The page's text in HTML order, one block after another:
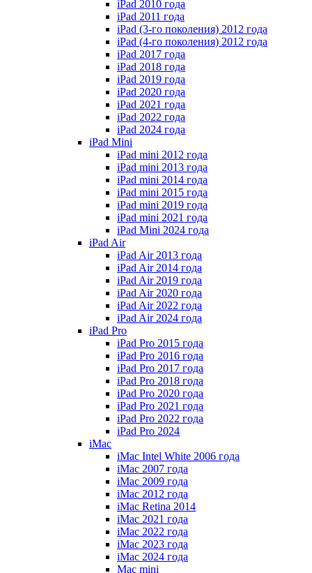
iPad 2010 года
iPad 2011 года
iPad (3-го поколения) 2012 года
iPad (4-го поколения) 2012 года
iPad 2017 года
iPad 2018 года
iPad 2019 года
iPad 2020 года
iPad 2021 года
iPad 2022 года
iPad 2024 года
iPad Mini
iPad mini 2012 года
iPad mini 2013 года
iPad mini 2014 года
iPad mini 2015 года
iPad mini 2019 года
iPad mini 2021 года
iPad Mini 2024 года
iPad Air
iPad Air 2013 года
iPad Air 2014 года
iPad Air 2019 года
iPad Air 2020 года
iPad Air 2022 года
iPad Air 2024 года
iPad Pro
iPad Pro 2015 года
iPad Pro 2016 года
iPad Pro 2017 года
iPad Pro 2018 года
iPad Pro 2020 года
iPad Pro 2021 года
iPad Pro 2022 года
iPad Pro 2024
iMac
iMac Intel White 2006 года
iMac 2007 года
iMac 2009 года
iMac 2012 года
iMac Retina 2014
iMac 2021 года
iMac 2022 года
iMac 2023 года
iMac 2024 года
Mac mini